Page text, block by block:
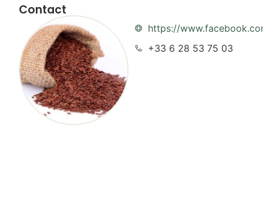
Contact
https://
+33 6 28 53 75 03